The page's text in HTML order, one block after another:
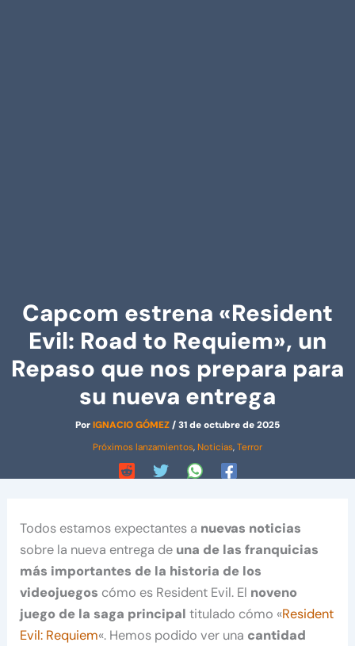
Capcom estrena «Resident
Evil: Road to Requiem», un
Repaso que nos prepara para
su nueva entrega
PorIGNACIO GÓMEZ/31 de octubre de 2025
Próximos lanzamientos, Noticias,Terror
Todos estamos expectantes a nuevas noticias
sobre la nueva entrega de una de las franquicias
más importantes de la historia de los
videojuegos cómo es Resident Evil. El noveno
juego de la saga principaltitulado cómo «Resident
Evil: Requiem«. Hemos podido ver una cantidad